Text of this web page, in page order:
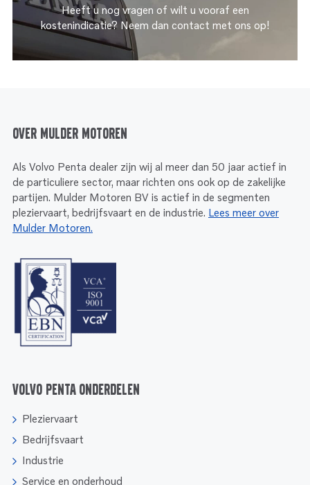
Heeft u nog vragen of wilt u vooraf een
kostenindicatie? Neem dan contact met ons op!
Over Mulder Motoren
Als Volvo Penta dealer zijn wij al meer dan 50 jaar actief in
de particuliere sector, maar richten ons ook op de zakelijke
partijen. Mulder Motoren BV is actief in de segmenten
pleziervaart, bedrijfsvaart en de industrie. Lees meer over
Mulder Motoren.
Volvo Penta onderdelen
Pleziervaart
Bedrijfsvaart
Industrie
Service en onderhoud